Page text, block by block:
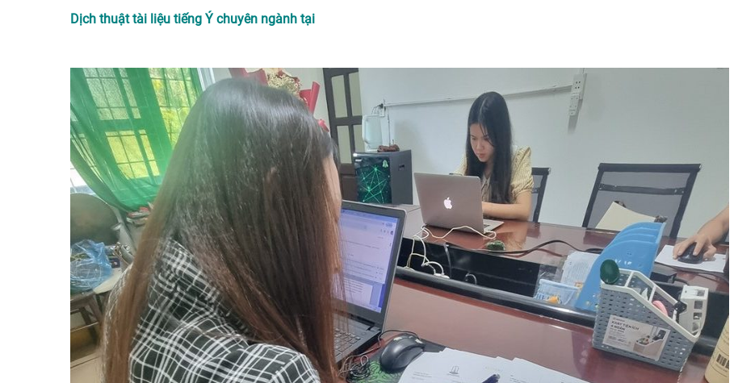
Dịch thuật tài liệu tiếng Ý chuyên ngành tại